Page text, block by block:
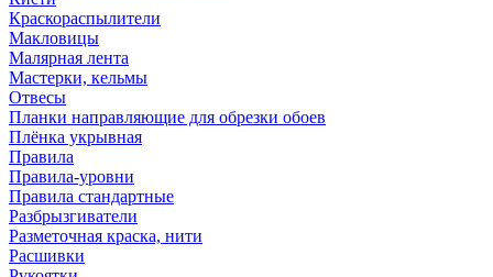
Краскораспылители
Макловицы
Малярная лента
Мастерки, кельмы
Отвесы
Планки направляющие для обрезки обоев
Плёнка укрывная
Правила
Правила-уровни
Правила стандартные
Разбрызгиватели
Разметочная краска, нити
Расшивки